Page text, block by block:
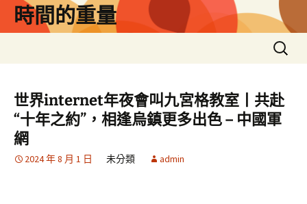
時間的重量
搜
尋
鍵
字:
世界internet年夜會叫九宮格教室丨共赴
“十年之約”，相逢烏鎮更多出色 – 中國軍
網
2024 年 8 月 1 日 未分類 admin